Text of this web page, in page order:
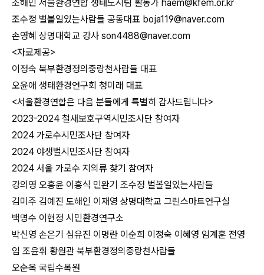
조해민 서울환경연합 생태도시팀 활동가 haem@kfem.or.kr
조수정 벌볼일있는사람들 공동대표 boja119@naver.com
손영혜 상명대학교 강사 son4488@naver.com
<자료제공>
이정숙 북부환경정의중랑천사람들 대표
오윤애 생태환경연구회 청미래 대표
<서울환경연합은 다음 분들에게 특별히 감사드립니다>
2023-2024 철새보호구역시민조사단 참여자
2024 가로수시민조사단 참여자
2024 야생벌시민조사단 참여자
2024 서울 가로수 지의류 찾기 참여자
강의영 오흥윤 이흥식 민완기 조수정 벌볼일있는사람들
김미주 김예진 도해인 이재영 상명대학교 그린스마트연구실
백명수 이현정 시민환경연구소
박신영 손은기 심유진 이명란 이순희 이정숙 이혜영 임계훈 전영
임 조윤휘 황원관 북부환경정의중랑천사람들
오순옥 국립수목원